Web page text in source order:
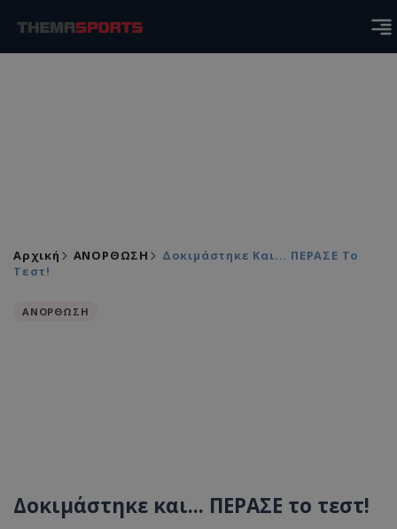
Αρχική ΑΝΟΡΘΩΣΗ
Δοκιμάστηκε Και... ΠΕΡΑΣΕ Το
Τεστ!
ΑΝΟΡΘΩΣΗ
Δοκιμάστηκε και... ΠΕΡΑΣΕ το τεστ!